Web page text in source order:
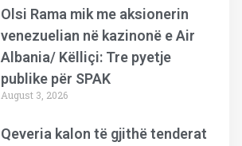
Olsi Rama mik me aksionerin
venezuelian në kazinonë e Air
Albania/ Këlliçi: Tre pyetje
publike për SPAK
August 3, 2026
Qeveria kalon të gjithë tenderat